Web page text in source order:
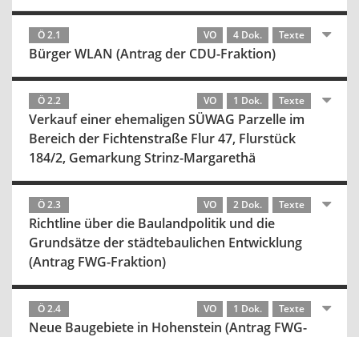
Ö 2.1 VO 4 Dok. Texte
Bürger WLAN (Antrag der CDU-Fraktion)
Ö 2.2 VO 1 Dok. Texte
Verkauf einer ehemaligen SÜWAG Parzelle im
Bereich der Fichtenstraße Flur 47, Flurstück
184/2, Gemarkung Strinz-Margarethä
Ö 2.3 VO 2 Dok. Texte
Richtline über die Baulandpolitik und die
Grundsätze der städtebaulichen Entwicklung
(Antrag FWG-Fraktion)
Ö 2.4 VO 1 Dok. Texte
Neue Baugebiete in Hohenstein (Antrag FWG-